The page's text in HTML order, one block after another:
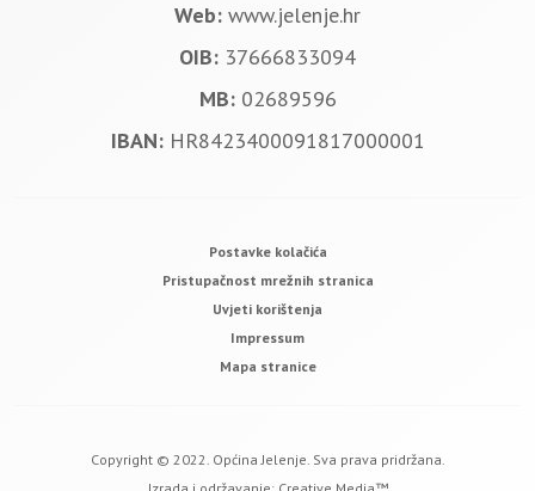
Web: www.jelenje.hr
OIB: 37666833094
MB: 02689596
IBAN: HR8423400091817000001
Postavke kolačića
Pristupačnost mrežnih stranica
Uvjeti korištenja
Impressum
Mapa stranice
Copyright © 2022. Općina Jelenje. Sva prava pridržana.